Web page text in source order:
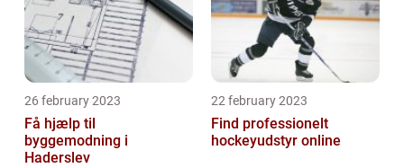
26 february 2023
Få hjælp til
byggemodning i
Haderslev
22 february 2023
Find professionelt
hockeyudstyr online